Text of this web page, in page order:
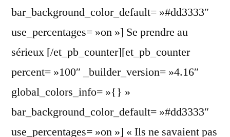
bar_background_color_default= »#dd3333″
use_percentages= »on »] Se prendre au
sérieux [/et_pb_counter][et_pb_counter
percent= »100″ _builder_version= »4.16″
global_colors_info= »{} »
bar_background_color_default= »#dd3333″
use_percentages= »on »] « Ils ne savaient pas